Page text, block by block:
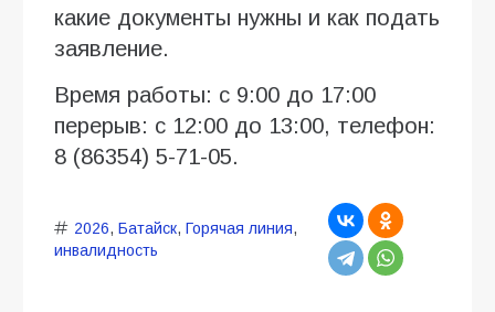
какие документы нужны и как подать
заявление.
Время работы: с 9:00 до 17:00
перерыв: с 12:00 до 13:00, телефон:
8 (86354) 5-71-05.
2026, Батайск, Горячая линия,
инвалидность